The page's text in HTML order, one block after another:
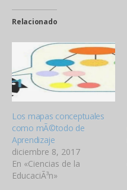
Relacionado
Los mapas conceptuales
como mÃ©todo de
Aprendizaje
diciembre 8, 2017
En «Ciencias de la
EducaciÃ³n»